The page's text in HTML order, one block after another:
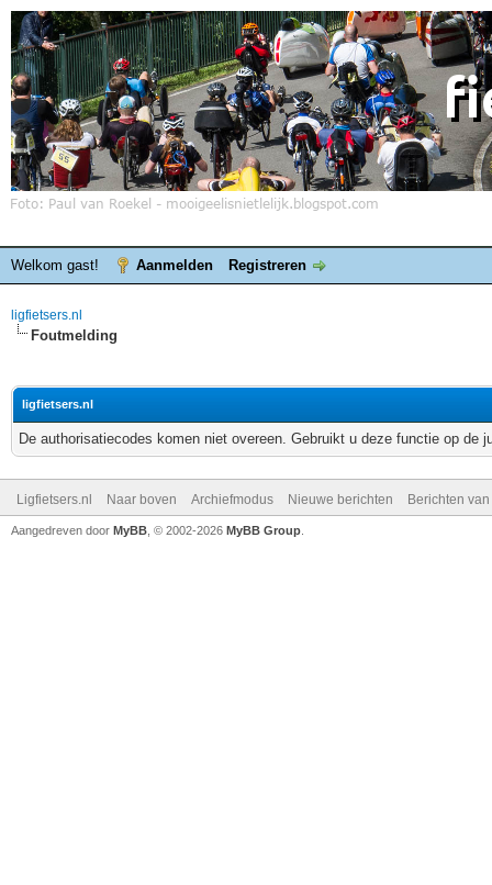
Welkom gast! Aanmelden Registreren
ligfietsers.nl
Foutmelding
ligfietsers.nl
De authorisatiecodes komen niet overeen. Gebruikt u deze functie op de
Ligfietsers.nl Naar boven Archiefmodus Nieuwe berichten Berichten
Aangedreven door MyBB , © 2002-2026 MyBB Group